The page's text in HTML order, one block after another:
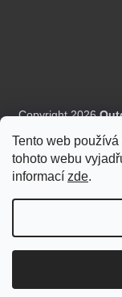
Tento web
tohoto webu
informací zde.
Copyright 2026